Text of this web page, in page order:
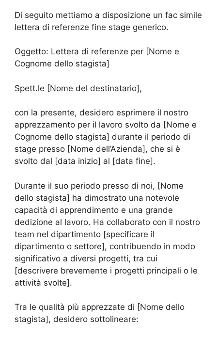
Di seguito mettiamo a disposizione un fac simile
lettera di referenze fine stage generico.
Oggetto: Lettera di referenze per [Nome e
Cognome dello stagista]
Spett.le [Nome del destinatario],
con la presente, desidero esprimere il nostro
apprezzamento per il lavoro svolto da [Nome e
Cognome dello stagista] durante il periodo di
stage presso [Nome dell’Azienda], che si è
svolto dal [data inizio] al [data fine].
Durante il suo periodo presso di noi, [Nome
dello stagista] ha dimostrato una notevole
capacità di apprendimento e una grande
dedizione al lavoro. Ha collaborato con il nostro
team nel dipartimento [specificare il
dipartimento o settore], contribuendo in modo
significativo a diversi progetti, tra cui
[descrivere brevemente i progetti principali o le
attività svolte].
Tra le qualità più apprezzate di [Nome dello
stagista], desidero sottolineare: